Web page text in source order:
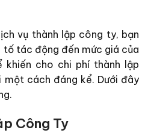
vụ thành lập công ty, bạn
tố tác động đến mức giá của
cho chi phí thành lập
cách đáng kể. Dưới đây
Công Ty